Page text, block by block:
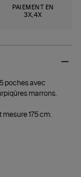
PAIEMENT EN
3X,4X
poches avec
marrons.
175 cm.